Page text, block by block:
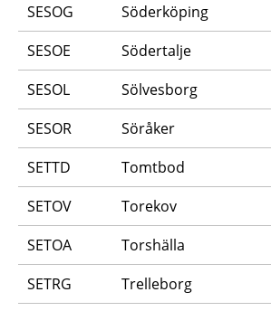
SESOG
Söderköping
SESOE
Södertalje
SESOL
Sölvesborg
SESOR
Söråker
SETTD
Tomtbod
SETOV
Torekov
SETOA
Torshälla
SETRG
Trelleborg